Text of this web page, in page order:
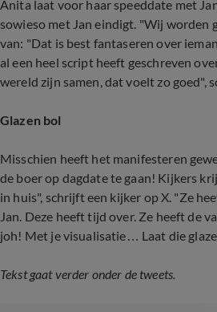
Anita laat voor haar speeddate met
sowieso met Jan eindigt. "Wij worden
van: "Dat is best fantaseren over
al een heel script heeft geschreven
wereld zijn samen, dat voelt zo goed",
Glazen bol
Misschien heeft het manifesteren
de boer op dagdate te gaan! Kijkers
in huis", schrijft een kijker op X. "Ze
Jan. Deze heeft tijd over. Ze heeft de
joh! Met je visualisatie… Laat die
Tekst gaat verder onder de tweets.